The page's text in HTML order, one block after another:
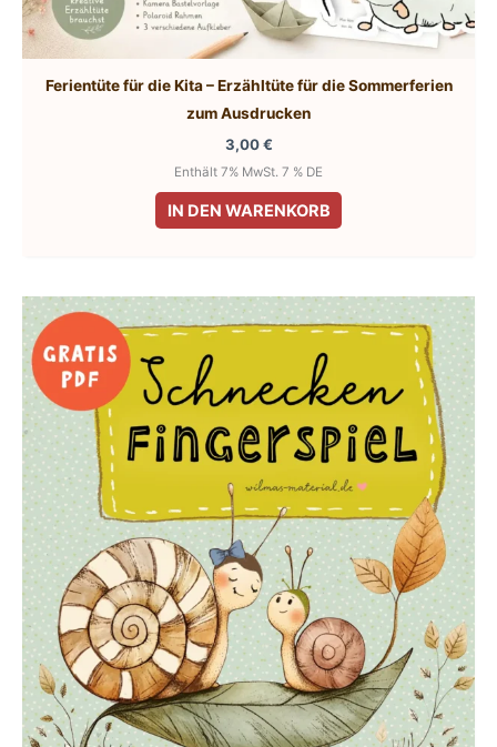
Ferientüte für die Kita – Erzähltüte für die Sommerferien
zum Ausdrucken
3,00€
Enthält 7% MwSt. 7 % DE
IN DEN WARENKORB